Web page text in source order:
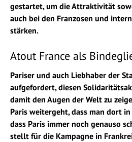
gestartet, um die Attraktivität
auch bei den Franzosen und
stärken.
Atout France als
Pariser und auch Liebhaber der
aufgefordert, diesen
damit den Augen der Welt zu
Paris weitergeht, dass man dort
dass Paris immer noch genauso
stellt für die Kampagne in